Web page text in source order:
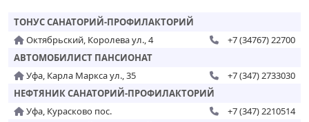
ТОНУС САНАТОРИЙ-ПРОФИЛАКТОРИЙ
Октябрьский, Королева ул., 4
+7 (34767) 22700
АВТОМОБИЛИСТ ПАНСИОНАТ
Уфа, Карла Маркса ул., 35
+7 (347) 2733030
НЕФТЯНИК САНАТОРИЙ-ПРОФИЛАКТОРИЙ
Уфа, Курасково пос.
+7 (347) 2210514